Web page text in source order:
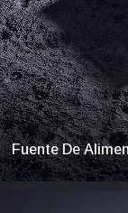
Fuente De